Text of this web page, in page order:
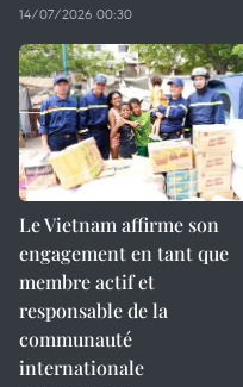
14/07/2026 00:30
Le Vietnam affirme son
engagement en tant que
membre actif et
responsable de la
communauté
internationale